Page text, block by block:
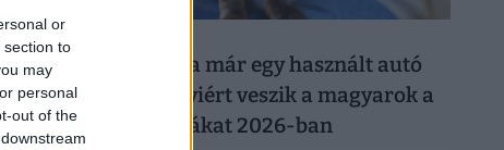
or
section to
may
personal
out of the
2026. augusztus 8.
Ezért a kutyáért ma már egy használt autó
árát is elkérik: ennyiért veszik a magyarok a
legnépszerűbb fajtákat 2026-ban